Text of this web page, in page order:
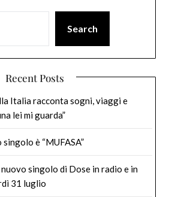
Search
Recent Posts
Italia racconta sogni, viaggi e
lei mi guarda”
è “MUFASA”
nuovo singolo di Dose in radio e in
31 luglio